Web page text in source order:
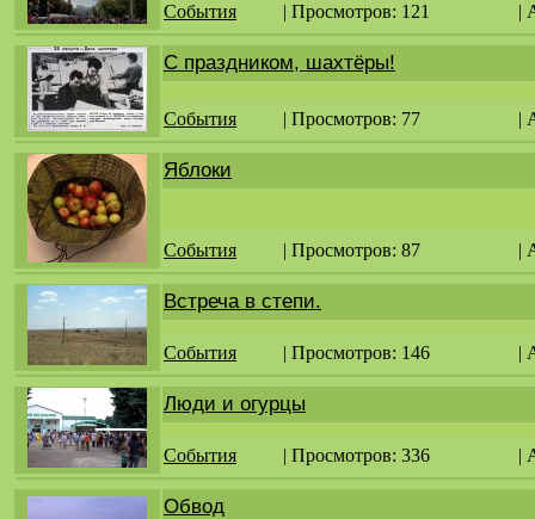
События | Просмотров: 121 |
С праздником, шахтёры!
События | Просмотров: 77 |
Яблоки
События | Просмотров: 87 |
Встреча в степи.
События | Просмотров: 146 |
Люди и огурцы
События | Просмотров: 336 |
Обвод